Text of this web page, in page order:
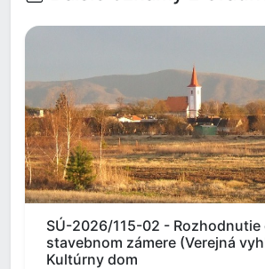
SÚ-2026/115-02 - Rozhodnutie
stavebnom zámere (Verejná
Kultúrny dom